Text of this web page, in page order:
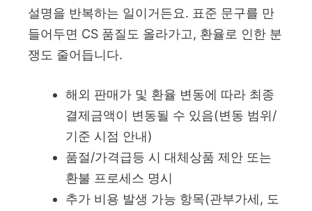
설명을 반복하는 일이거든요. 표준 문구를 만
들어두면 CS 품질도 올라가고, 환율로 인한 분
쟁도 줄어듭니다.
해외 판매가 및 환율 변동에 따라 최종
결제금액이 변동될 수 있음(변동 범위/
기준 시점 안내)
품절/가격급등 시 대체상품 제안 또는
환불 프로세스 명시
추가 비용 발생 가능 항목(관부가세, 도